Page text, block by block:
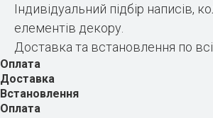
Індивідуальний підбір написів,
елементів декору.
Доставка та встановлення по
Оплата
Доставка
Встановлення
Оплата